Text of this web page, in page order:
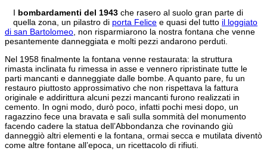
I bombardamenti del 1943 che rasero al suolo gran parte di
quella zona, un pilastro di porta Felice e quasi del tutto il loggiato
di san Bartolomeo , non risparmiarono la nostra fontana che venne
pesantemente danneggiata e molti pezzi andarono perduti.
Nel 1958 finalmente la fontana venne restaurata: la struttura
rimasta inclinata fu rimessa in asse e vennero ripristinate tutte le
parti mancanti e danneggiate dalle bombe. A quanto pare, fu un
restauro piuttosto approssimativo che non rispettava la fattura
originale e addirittura alcuni pezzi mancanti furono realizzati in
cemento. In ogni modo, durò poco, infatti pochi mesi dopo, un
ragazzino fece una bravata e salì sulla sommità del monumento
facendo cadere la statua dell’Abbondanza che rovinando giù
danneggiò altri elementi e la fontana, ormai secca e mutilata diventò
come altre fontane all’epoca, un ricettacolo di rifiuti.